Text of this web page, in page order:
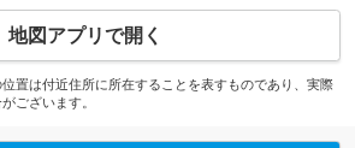
地図アプリで開く
置は付近住所に所在することを表すものであり、実際
ございます。